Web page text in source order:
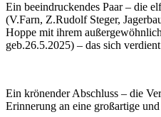
Ein beeindruckendes Paar – die
(V.Farn, Z.Rudolf Steger,
Hoppe mit ihrem
geb.26.5.2025) – das sich
Ein krönender Abschluss – die
Erinnerung an eine großartige